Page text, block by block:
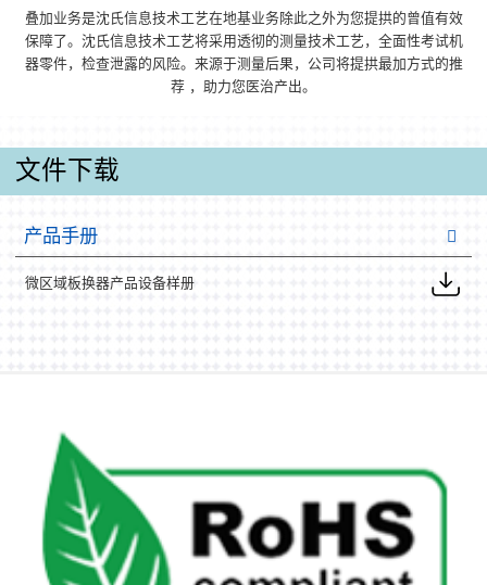
叠加业务是沈氏信息技术工艺在地基业务除此之外为您提拱的曾值有效
保障了。沈氏信息技术工艺将采用透彻的测量技术工艺，全面性考试机
器零件，检查泄露的风险。来源于测量后果，公司将提拱最加方式的推
荐 ，助力您医治产出。
文件下载
产品手册
微区域板换器产品设备样册